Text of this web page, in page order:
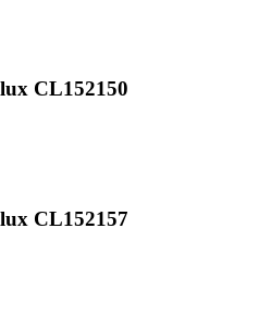
CL152150
CL152157